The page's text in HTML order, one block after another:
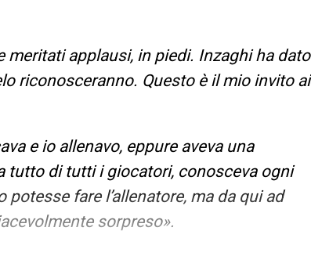
meritati applausi, in piedi. Inzaghi ha dato
riconosceranno. Questo è il mio invito ai
e io allenavo, eppure aveva una
tutto di tutti igiocatori, conosceva ogni
fare l’allenatore, ma da qui ad
sorpreso».